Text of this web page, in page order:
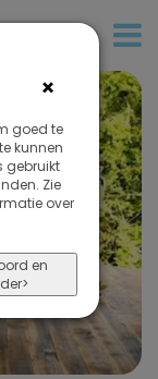
×
goed te
kunnen
gebruikt
Zie
over
en